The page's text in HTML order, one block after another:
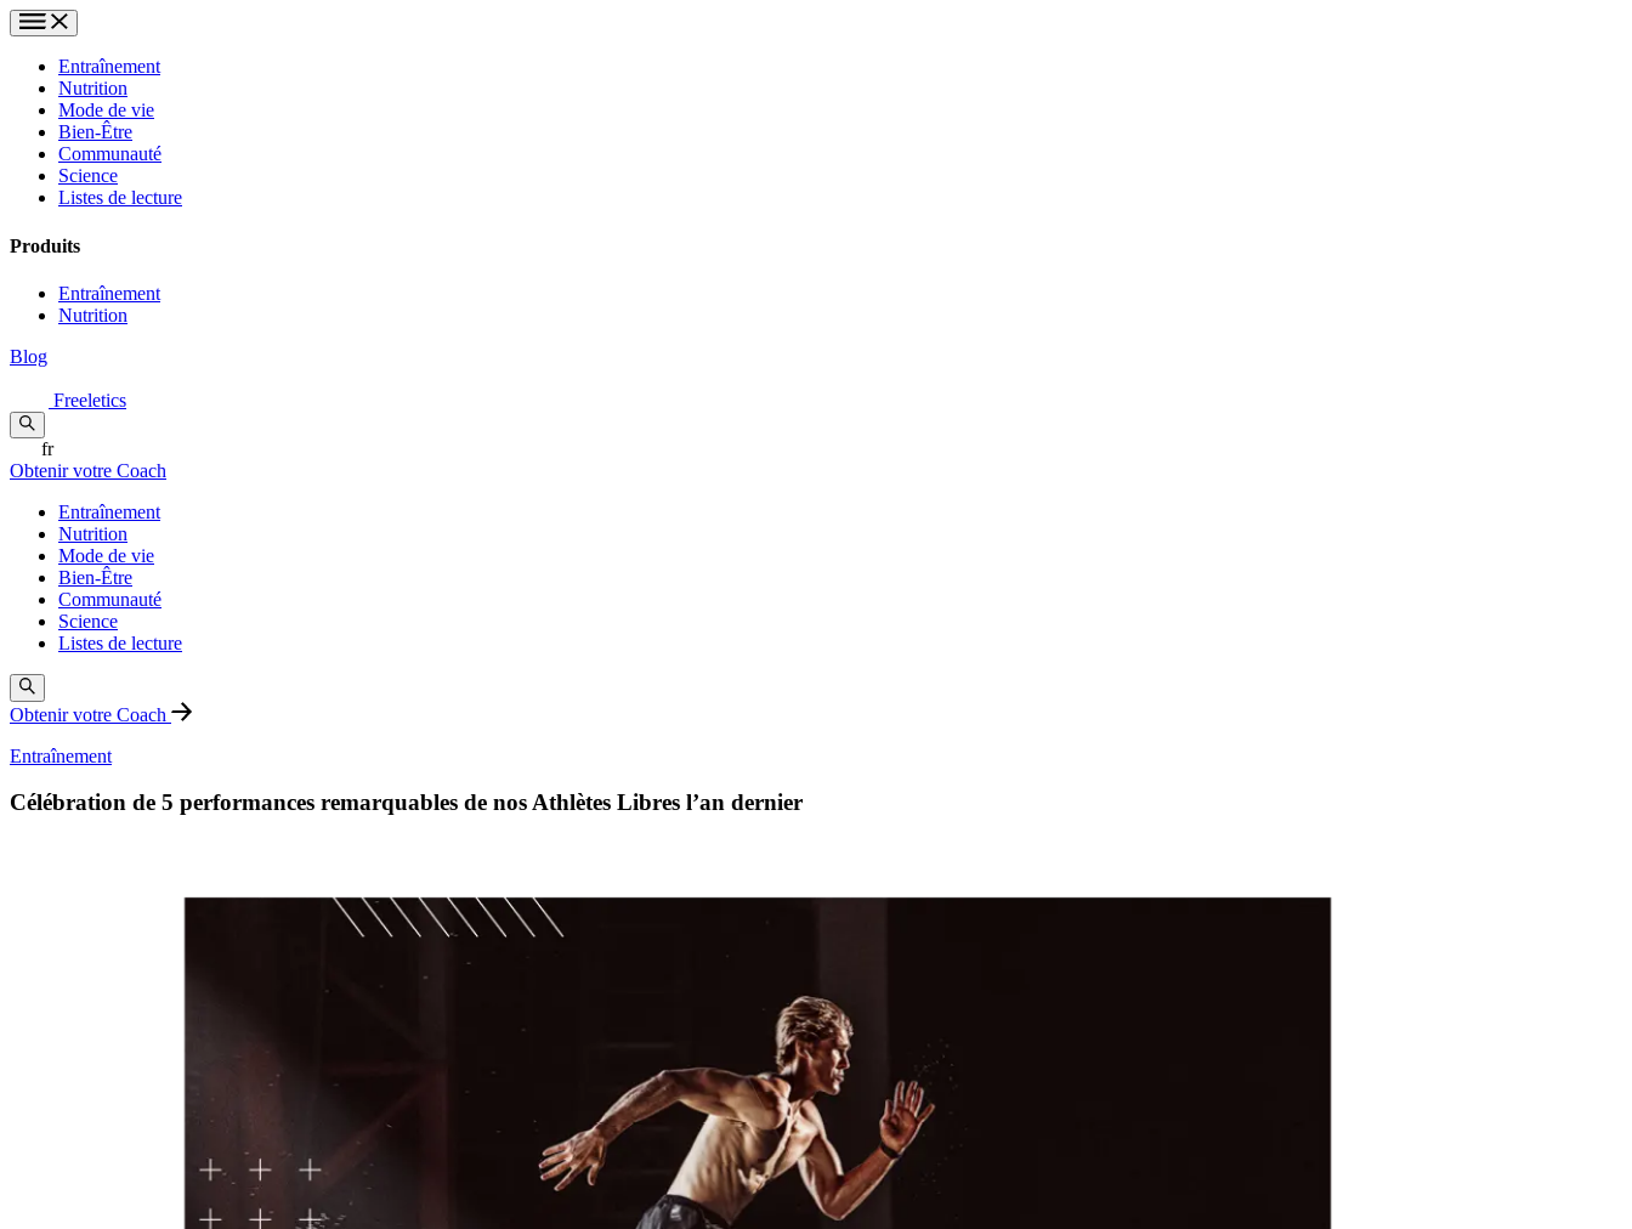
Entraînement
Nutrition
Mode de vie
Bien-Être
Communauté
Science
Listes de lecture
Produits
Entraînement
Nutrition
Blog
Freeletics
fr
Obtenir votre Coach
Entraînement
Nutrition
Mode de vie
Bien-Être
Communauté
Science
Listes de lecture
Obtenir votre Coach
Entraînement
Célébration de 5 performances remarquables de nos Athlètes Libres l’an dernier